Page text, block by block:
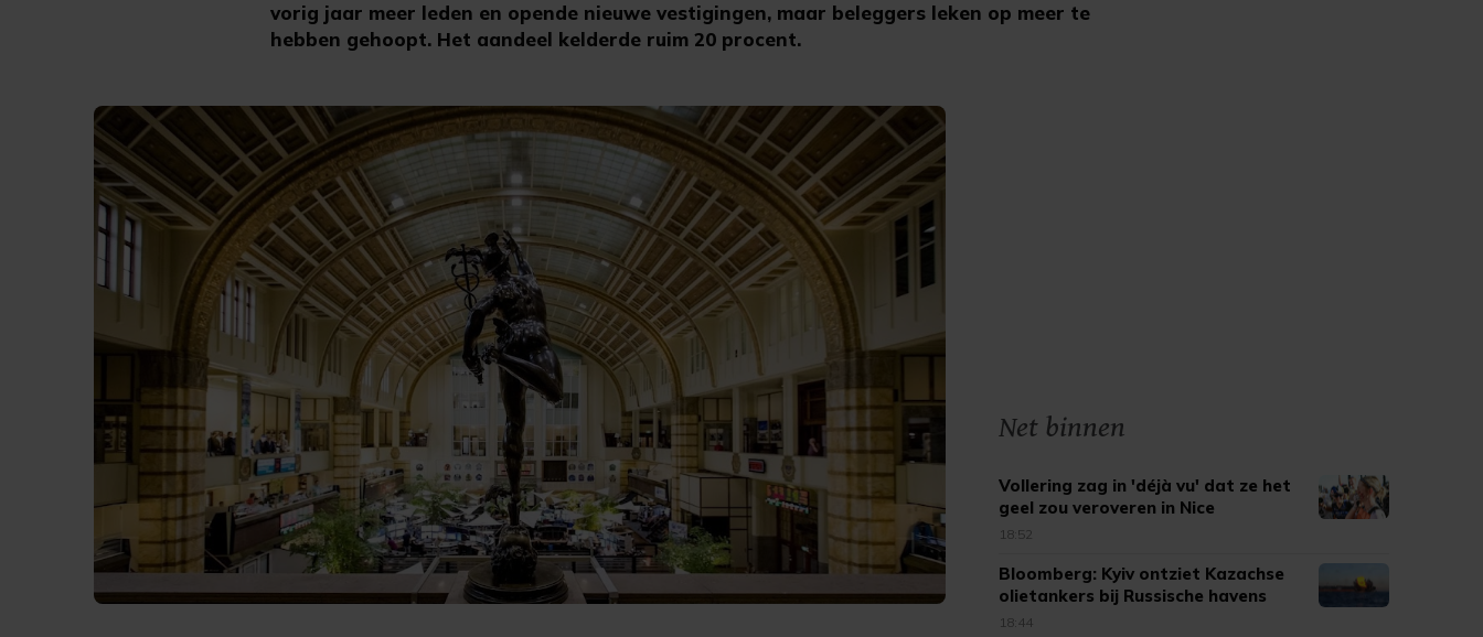
vorig jaar meer leden en opende nieuwe vestigingen, maar beleggers leken op meer te
hebben gehoopt. Het aandeel kelderde ruim 20 procent.
Net binnen
Vollering zag in 'déjà vu' dat ze het
geel zou veroveren in Nice
18:52
Bloomberg: Kyiv ontziet Kazachse
olietankers bij Russische havens
18:44